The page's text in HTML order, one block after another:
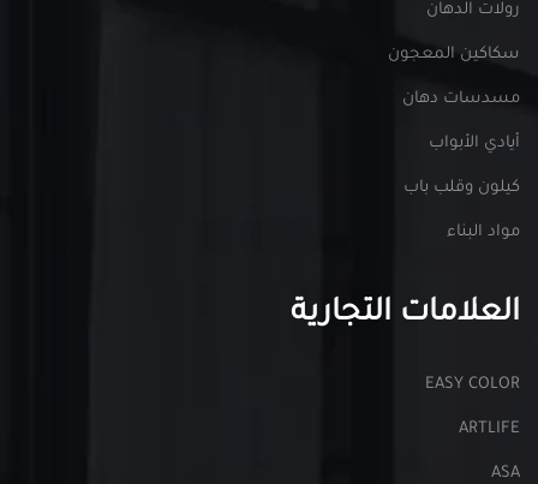
رولات الدهان
سكاكين المعجون
مسدسات دهان
أيادي الأبواب
كيلون وقلب باب
مواد البناء
العلامات التجارية
EASY COLOR
ARTLIFE
ASA